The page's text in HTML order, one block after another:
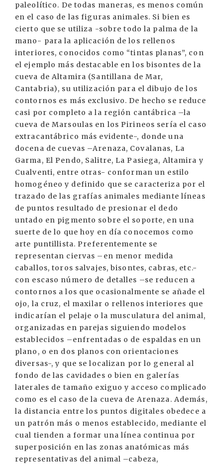
paleolítico. De todas maneras, es menos común
en el caso de las figuras animales. Si bien es
cierto que se utiliza -sobre todo la palma de la
mano- para la aplicación de los rellenos
interiores, conocidos como “tintas planas”, con
el ejemplo más destacable en los bisontes de la
cueva de Altamira (Santillana de Mar,
Cantabria), su utilización para el dibujo de los
contornos es más exclusivo. De hecho se reduce
casi por completo a la región cantábrica –la
cueva de Marsoulas en los Pirineos sería el caso
extracantábrico más evidente-, donde una
docena de cuevas –Arenaza, Covalanas, La
Garma, El Pendo, Salitre, La Pasiega, Altamira y
Cualventi, entre otras- conforman un estilo
homogéneo y definido que se caracteriza por el
trazado de las grafías animales mediante líneas
de puntos resultado de presionar el dedo
untado en pigmento sobre el soporte, en una
suerte de lo que hoy en día conocemos como
arte puntillista. Preferentemente se
representan ciervas –en menor medida
caballos, toros salvajes, bisontes, cabras, etc.-
con escaso número de detalles –se reducen a
contornos a los que ocasionalmente se añade el
ojo, la cruz, el maxilar o rellenos interiores que
indicarían el pelaje o la musculatura del animal,
organizadas en parejas siguiendo modelos
establecidos –enfrentadas o de espaldas en un
plano, o en dos planos con orientaciones
diversas-, y que se localizan por lo general al
fondo de las cavidades o bien en galerías
laterales de tamaño exiguo y acceso complicado
como es el caso de la cueva de Arenaza. Además,
la distancia entre los puntos digitales obedece a
un patrón más o menos establecido, mediante el
cual tienden a formar una línea continua por
superposición en las zonas anatómicas más
representativas del animal –cabeza,